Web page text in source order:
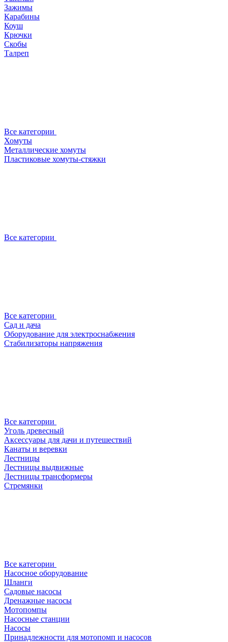
Зажимы
Карабины
Коуш
Крючки
Скобы
Талреп
Все категории
Хомуты
Металлические хомуты
Пластиковые хомуты-стяжки
Все категории
Все категории
Сад и дача
Оборудование для электроснабжения
Стабилизаторы напряжения
Все категории
Уголь древесный
Аксессуары для дачи и путешествий
Канаты и веревки
Лестницы
Лестницы выдвижные
Лестницы трансформеры
Стремянки
Все категории
Насосное оборудование
Шланги
Садовые насосы
Дренажные насосы
Мотопомпы
Насосные станции
Насосы
Принадлежности для мотопомп и насосов